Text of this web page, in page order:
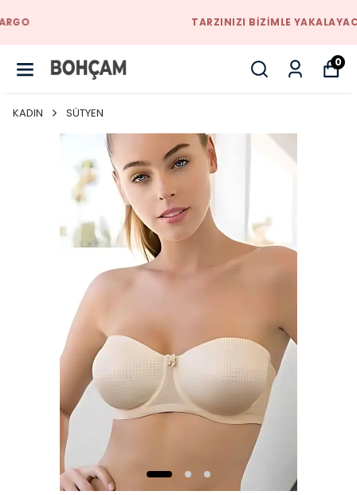
TARZINIZI BIZIMLE YAKALAYACAKSINIZ
0
KADIN SÜTYEN